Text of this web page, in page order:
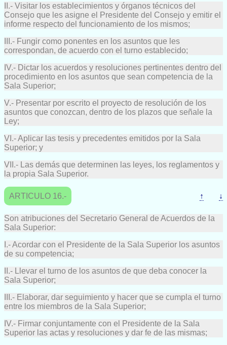
II.- Visitar los establecimientos y órganos técnicos del
Consejo que les asigne el Presidente del Consejo y emitir el
informe respecto del funcionamiento de los mismos;
III.- Fungir como ponentes en los asuntos que les
correspondan, de acuerdo con el turno establecido;
IV.- Dictar los acuerdos y resoluciones pertinentes dentro del
procedimiento en los asuntos que sean competencia de la
Sala Superior;
V.- Presentar por escrito el proyecto de resolución de los
asuntos que conozcan, dentro de los plazos que señale la
Ley;
VI.- Aplicar las tesis y precedentes emitidos por la Sala
Superior; y
VII.- Las demás que determinen las leyes, los reglamentos y
la propia Sala Superior.
ARTICULO 16.- ↑ ↓
Son atribuciones del Secretario General de Acuerdos de la
Sala Superior:
I.- Acordar con el Presidente de la Sala Superior los asuntos
de su competencia;
II.- Llevar el turno de los asuntos de que deba conocer la
Sala Superior;
III.- Elaborar, dar seguimiento y hacer que se cumpla el turno
entre los miembros de la Sala Superior;
IV.- Firmar conjuntamente con el Presidente de la Sala
Superior las actas y resoluciones y dar fe de las mismas;